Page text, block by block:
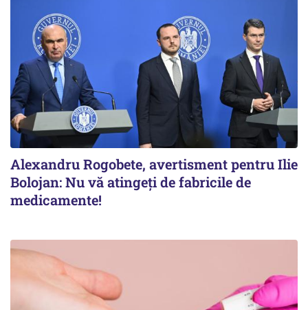
Alexandru Rogobete, avertisment pentru Ilie
Bolojan: Nu vă atingeți de fabricile de
medicamente!